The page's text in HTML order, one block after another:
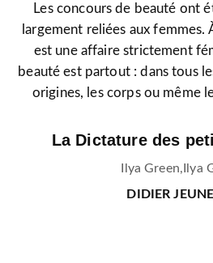
Les concours de beauté ont
largement reliées aux femmes.
est une affaire strictement
beauté est partout : dans tous
origines, les corps ou même
La Dictature des
Ilya Green,Ilya
DIDIER